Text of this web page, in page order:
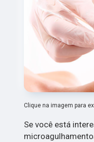
Clique na imagem para
Se você está